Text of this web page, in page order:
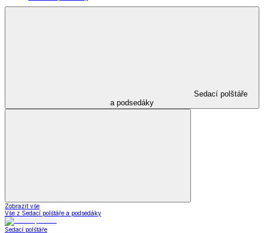
Sedací polštáře
a podsedáky
Zobrazit vše
Vše z Sedací polštáře a podsedáky
Sedací polštáře